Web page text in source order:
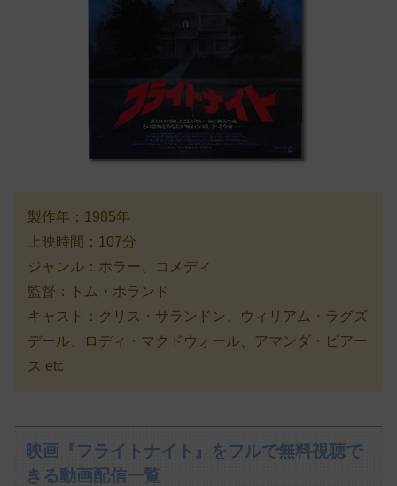
製作年：1985年
上映時間：107分
ジャンル：ホラー、コメディ
監督：トム・ホランド
キャスト：クリス・サランドン、ウィリアム・ラグズ
デール、ロディ・マクドウォール、アマンダ・ビアー
ス etc
映画『フライトナイト』をフルで無料視聴で
きる動画配信一覧